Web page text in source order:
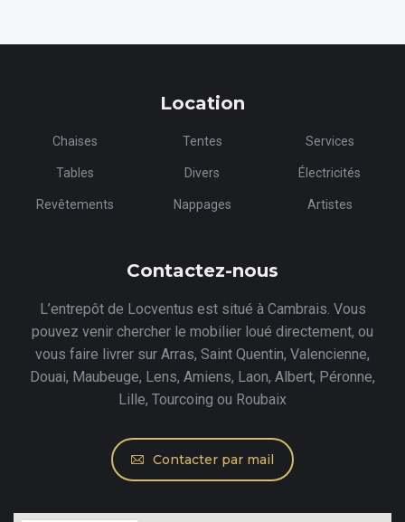
Location
Chaises
Tables
Revêtements
Tentes
Divers
Nappages
Services
Électricités
Artistes
Contactez-nous
L’entrepôt de Locventus est situé à Cambrais. Vous
pouvez venir chercher le mobilier loué directement, ou
vous faire livrer sur Arras, Saint Quentin, Valencienne,
Douai, Maubeuge, Lens, Amiens, Laon, Albert, Péronne,
Lille, Tourcoing ou Roubaix
Contacter par mail